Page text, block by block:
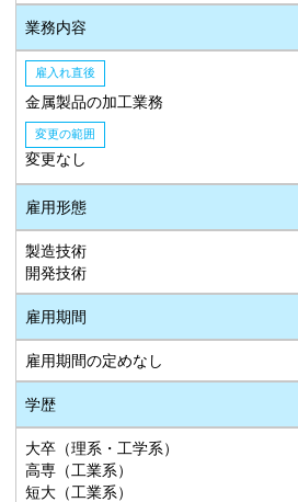
業務内容
雇入れ直後
金属製品の加工業務
変更の範囲
変更なし
雇用形態
製造技術
開発技術
雇用期間
雇用期間の定めなし
学歴
大卒（理系・工学系）
高専（工業系）
短大（工業系）